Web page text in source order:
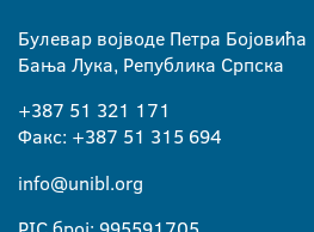
Булевар војводе Петра Бојовића
Бања Лука, Република Српска
+387 51 321 171
Факс: +387 51 315 694
info@unibl.org